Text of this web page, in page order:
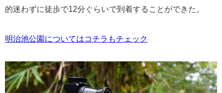
的迷わずに徒歩で12分ぐらいで到着することができた。
明治池公園についてはコチラもチェック